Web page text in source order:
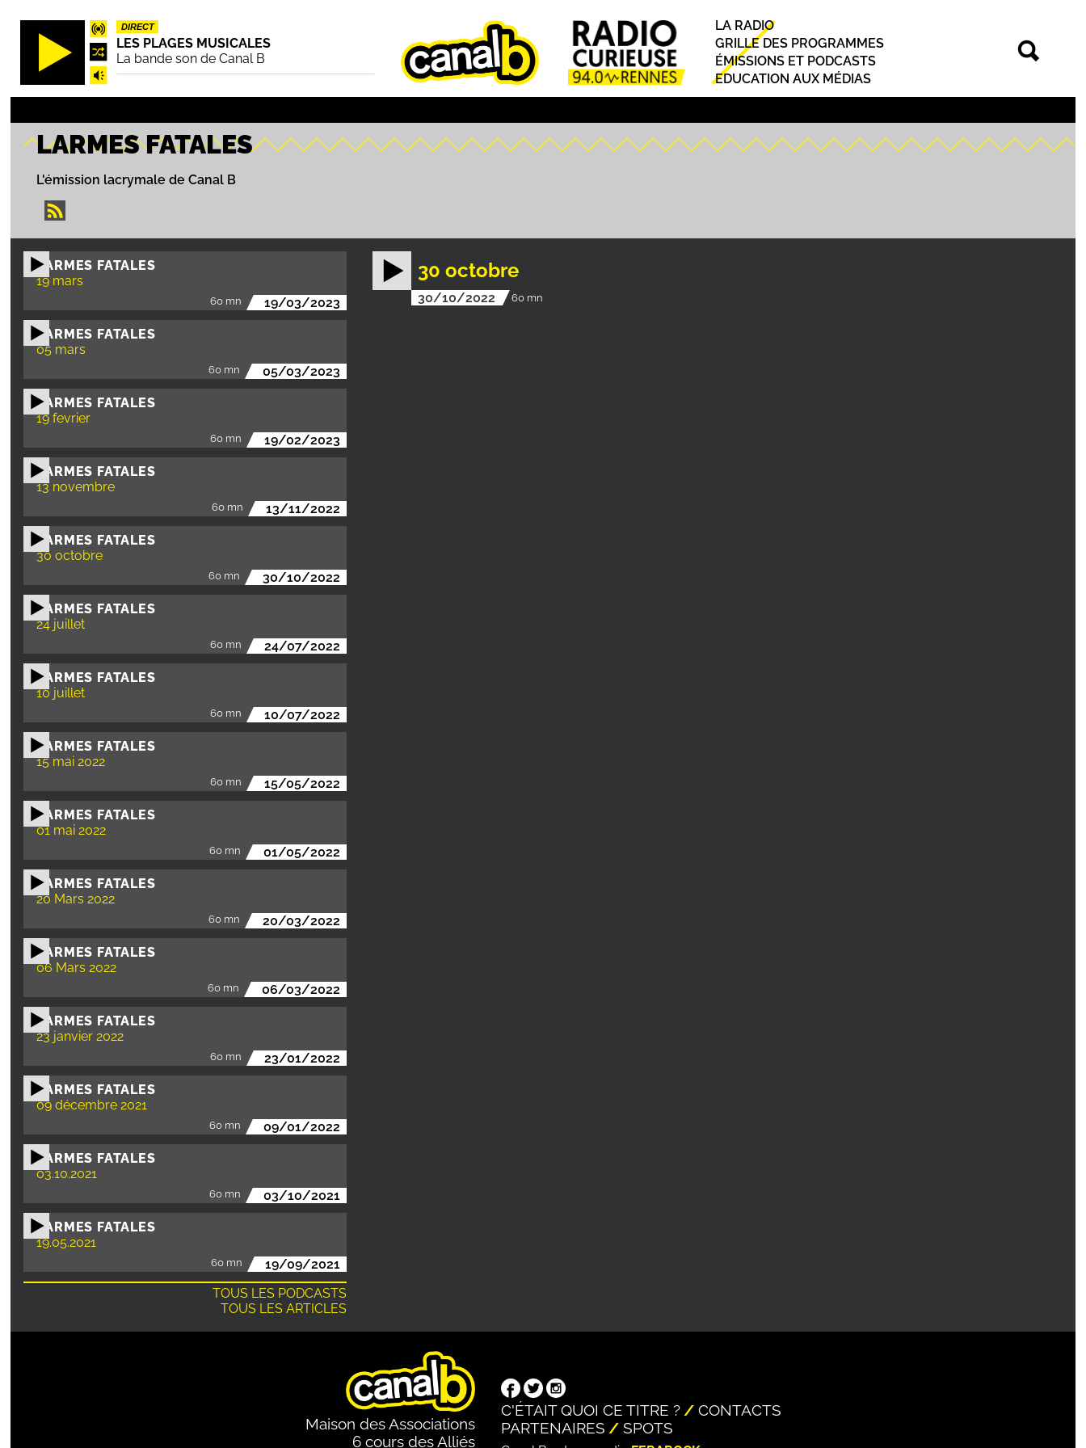
Aller
principal
DIRECT
LES PLAGES MUSICALES
La bande son de Canal B
Principal
LA RADIO
GRILLE DES PROGRAMMES
ÉMISSIONS ET PODCASTS
EDUCATION AUX MÉDIAS
LARMES FATALES
L'émission lacrymale de Canal B
LARMES FATALES
19 mars
60 mn 19/03/2023
LARMES FATALES
05 mars
60 mn 05/03/2023
LARMES FATALES
19 fevrier
60 mn 19/02/2023
LARMES FATALES
13 novembre
60 mn 13/11/2022
LARMES FATALES
30 octobre
60 mn 30/10/2022
LARMES FATALES
24 juillet
60 mn 24/07/2022
LARMES FATALES
10 juillet
60 mn 10/07/2022
LARMES FATALES
15 mai 2022
60 mn 15/05/2022
LARMES FATALES
01 mai 2022
60 mn 01/05/2022
LARMES FATALES
20 Mars 2022
60 mn 20/03/2022
LARMES FATALES
06 Mars 2022
60 mn 06/03/2022
LARMES FATALES
23 janvier 2022
60 mn 23/01/2022
LARMES FATALES
09 décembre 2021
60 mn 09/01/2022
LARMES FATALES
03.10.2021
60 mn 03/10/2021
LARMES FATALES
19.05.2021
60 mn
19/09/2021
TOUS LES PODCASTS
TOUS LES ARTICLES
30 octobre
30/10/2022 60 mn
Maison des Associations
6 cours des Alliés
C'ÉTAIT QUOI CE TITRE ?
CONTACTS
PARTENAIRES
SPOTS